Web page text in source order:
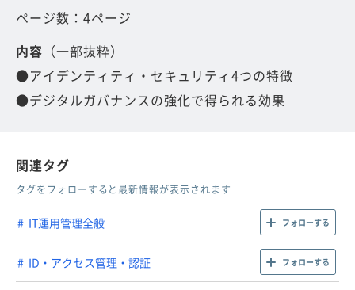
ページ数：4ページ
内容 （一部抜粋）
●アイデンティティ・セキュリティ4つの特徴
●デジタルガバナンスの強化で得られる効果
関連タグ
タグをフォローすると最新情報が表示されます
IT運用管理全般 フォローする
ID・アクセス管理・認証 フォローする